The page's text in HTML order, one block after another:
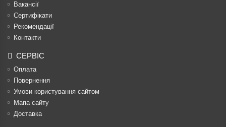
Вакансії
Сертифікати
Рекомендації
Контакти
СЕРВІС
Оплата
Повернення
Умови користування сайтом
Мапа сайту
Доставка